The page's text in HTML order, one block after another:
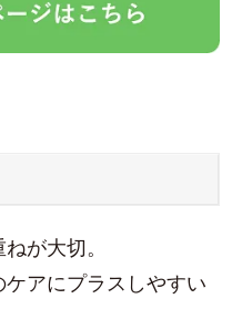
が大切。
アにプラスしやすい